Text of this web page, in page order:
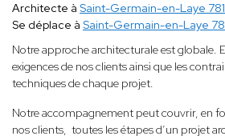
Architecte à Saint-Germain-en-Laye
Se déplace à Saint-Germain-en-Laye
Notre approche architecturale est globale.
exigences de nos clients ainsi que les
techniques de chaque projet.
Notre accompagnement peut couvrir, en
nos clients, toutes les étapes d’un projet